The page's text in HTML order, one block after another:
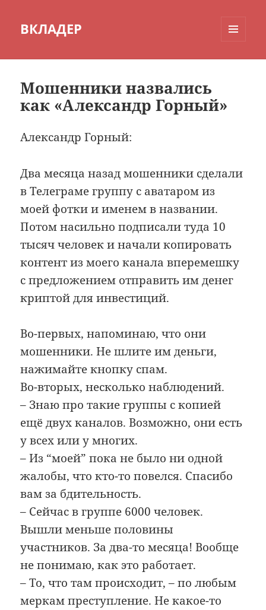
ВКЛАДЕР
Мошенники назвались
как «Александр Горный»
Александр Горный:
Два месяца назад мошенники сделали
в Телеграме группу c аватаром из
моей фотки и именем в названии.
Потом насильно подписали туда 10
тысяч человек и начали копировать
контент из моего канала вперемешку
с предложением отправить им денег
криптой для инвестиций.
Во-первых, напоминаю, что они
мошенники. Не шлите им деньги,
нажимайте кнопку спам.
Во-вторых, несколько наблюдений.
– Знаю про такие группы с копией
ещё двух каналов. Возможно, они есть
у всех или у многих.
– Из “моей” пока не было ни одной
жалобы, что кто-то повелся. Спасибо
вам за бдительность.
– Сейчас в группе 6000 человек.
Вышли меньше половины
участников. За два-то месяца! Вообще
не понимаю, как это работает.
– То, что там происходит, – по любым
меркам преступление. Не какое-то